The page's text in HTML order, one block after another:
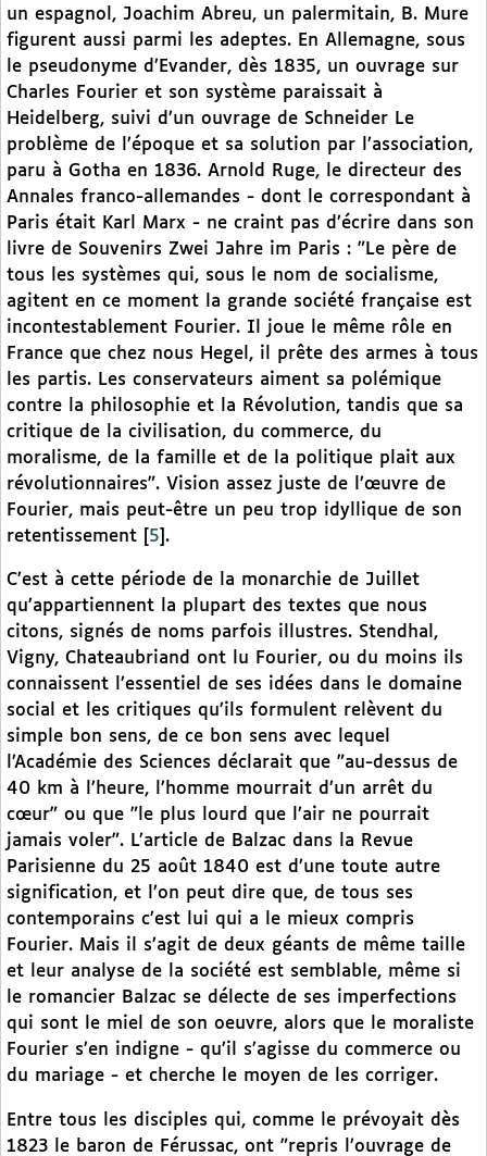
un espagnol, Joachim Abreu, un palermitain, B. Mure
figurent aussi parmi les adeptes. En Allemagne, sous
le pseudonyme d’Evander, dès 1835, un ouvrage sur
Charles Fourier et son système paraissait à
Heidelberg, suivi d’un ouvrage de Schneider Le
problème de l’époque et sa solution par l’association,
paru à Gotha en 1836. Arnold Ruge, le directeur des
Annales franco-allemandes - dont le correspondant à
Paris était Karl Marx - ne craint pas d’écrire dans son
livre de Souvenirs Zwei Jahre im Paris : "Le père de
tous les systèmes qui, sous le nom de socialisme,
agitent en ce moment la grande société française est
incontestablement Fourier. Il joue le même rôle en
France que chez nous Hegel, il prête des armes à tous
les partis. Les conservateurs aiment sa polémique
contre la philosophie et la Révolution, tandis que sa
critique de la civilisation, du commerce, du
moralisme, de la famille et de la politique plait aux
révolutionnaires". Vision assez juste de l’œuvre de
Fourier, mais peut-être un peu trop idyllique de son
retentissement
5 .
C’est à cette période de la monarchie de Juillet
qu’appartiennent la plupart des textes que nous
citons, signés de noms parfois illustres. Stendhal,
Vigny, Chateaubriand ont lu Fourier, ou du moins ils
connaissent l’essentiel de ses idées dans le domaine
social et les critiques qu’ils formulent relèvent du
simple bon sens, de ce bon sens avec lequel
l’Académie des Sciences déclarait que "au-dessus de
40 km à l’heure, l’homme mourrait d’un arrêt du
cœur" ou que "le plus lourd que l’air ne pourrait
jamais voler". L’article de Balzac dans la Revue
Parisienne du 25 août 1840 est d’une toute autre
signification, et l’on peut dire que, de tous ses
contemporains c’est lui qui a le mieux compris
Fourier. Mais il s’agit de deux géants de même taille
et leur analyse de la société est semblable, même si
le romancier Balzac se délecte de ses imperfections
qui sont le miel de son oeuvre, alors que le moraliste
Fourier s’en indigne - qu’il s’agisse du commerce ou
du mariage - et cherche le moyen de les corriger.
Entre tous les disciples qui, comme le prévoyait dès
1823 le baron de Férussac, ont "repris l’ouvrage de